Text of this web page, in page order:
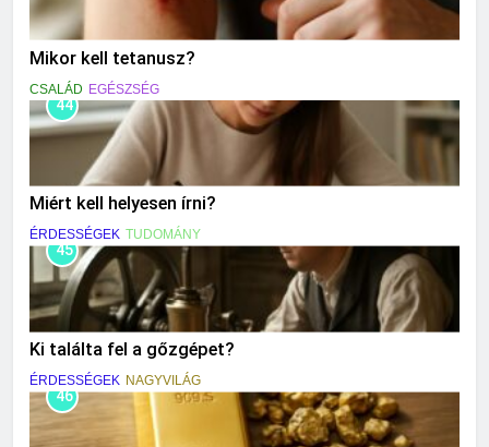
Mikor kell tetanusz?
CSALÁD EGÉSZSÉG
44
Miért kell helyesen írni?
ÉRDESSÉGEK TUDOMÁNY
45
Ki találta fel a gőzgépet?
ÉRDESSÉGEK NAGYVILÁG
46